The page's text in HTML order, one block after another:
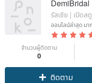
DemiBridal
รัสเซีย | เปิดส
ออนไลน์ล่าสุด มา
จำนวนผู้ติดตาม
0
ติดตาม